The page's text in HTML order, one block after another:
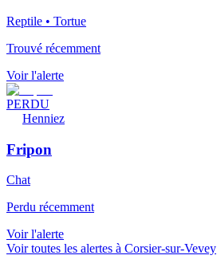
Reptile • Tortue
Trouvé récemment
Voir l'alerte
PERDU
Henniez
Fripon
Chat
Perdu récemment
Voir l'alerte
Voir toutes les alertes à Corsier-sur-Vevey